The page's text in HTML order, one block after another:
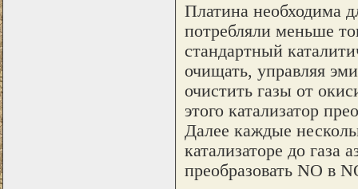
Платина необходима
потребляли меньше
стандартный
очищать, управляя
очистить газы от
этого катализатор
Далее каждые
катализаторе до газа
преобразовать NO в